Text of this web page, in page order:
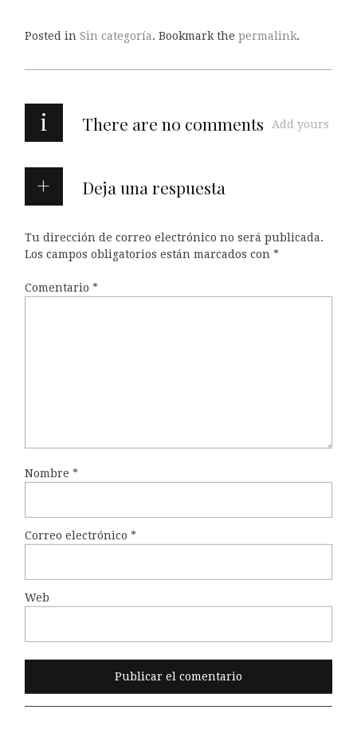
Posted in Sin categoría. Bookmark the permalink.
i There are no comments Add yours
Deja una respuesta
Tu dirección de correo electrónico no será publicada.
Los campos obligatorios están marcados con *
Comentario *
Nombre *
Correo electrónico *
Web